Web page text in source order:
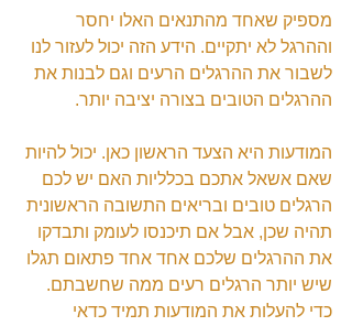
מספיק שאחד מהתנאים האלו יחסר
וההרגל לא יתקיים. הידע הזה יכול לעזור לנו
לשבור את ההרגלים הרעים וגם לבנות את
ההרגלים הטובים בצורה יציבה יותר.
המודעות היא הצעד הראשון כאן. יכול להיות
שאם אשאל אתכם בכלליות האם יש לכם
הרגלים טובים ובריאים התשובה הראשונית
תהיה שכן, אבל אם תיכנסו לעומק ותבדקו
את ההרגלים שלכם אחד אחד פתאום תגלו
שיש יותר הרגלים רעים ממה שחשבתם.
כדי להעלות את המודעות תמיד כדאי